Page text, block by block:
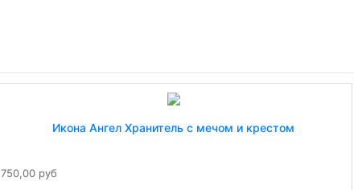
Икона Ангел Хранитель с мечом и крестом
750,00 руб